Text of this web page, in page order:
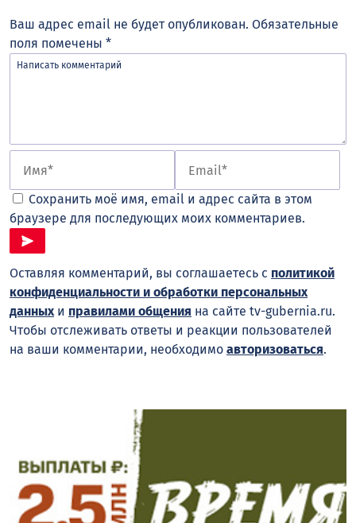
Ваш адрес email не будет опубликован. Обязательные
поля помечены *
Сохранить моё имя, email и адрес сайта в этом
браузере для последующих моих комментариев.
Оставляя комментарий, вы соглашаетесь с политикой
конфиденциальности и обработки персональных
данныхи правилами общения на сайте tv-gubernia.ru.
Чтобы отслеживать ответы и реакции пользователей
на ваши комментарии, необходимо авторизоваться.